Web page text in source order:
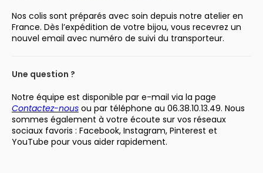
Nos colis sont préparés avec soin depuis notre atelier en
France. Dès l’expédition de votre bijou, vous recevrez un
nouvel email avec numéro de suivi du transporteur.
Une question ?
Notre équipe est disponible par e-mail via la page
Contactez-nous ou par téléphone au 06.38.10.13.49. Nous
sommes également à votre écoute sur vos réseaux
sociaux favoris : Facebook, Instagram, Pinterest et
YouTube pour vous aider rapidement.